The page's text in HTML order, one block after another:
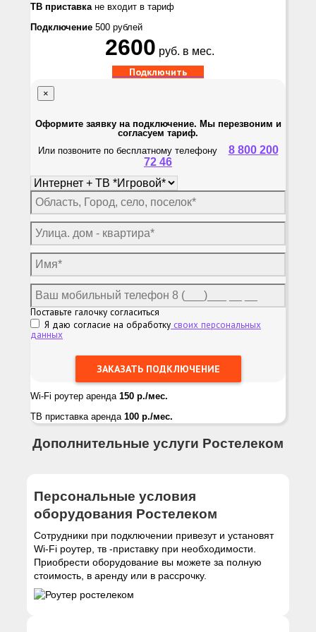
ТВ приставкане входит в тариф
Подключение 500 рублей
2600 руб. в мес.
Подключить
×
Оформите заявку на подключение. Мы перезвоним и
согласуем тариф.
Или позвоните по бесплатному телефону 8 800 200
72 46
Поставьте галочку согласиться
Я даю согласие на обработку своих персональных
данных
Wi-Fi роутер аренда 150 р./мес.
ТВ приставка аренда 100 р./мес.
Дополнительные услуги Ростелеком
Персональные условия
оборудования Ростелеком
Сотрудники при подключении привезут и установят
Wi-Fi роутер, тв -приставку при необходимости.
Приобрести оборудование вы можете за полную
стоимость, в аренду или в рассрочку.